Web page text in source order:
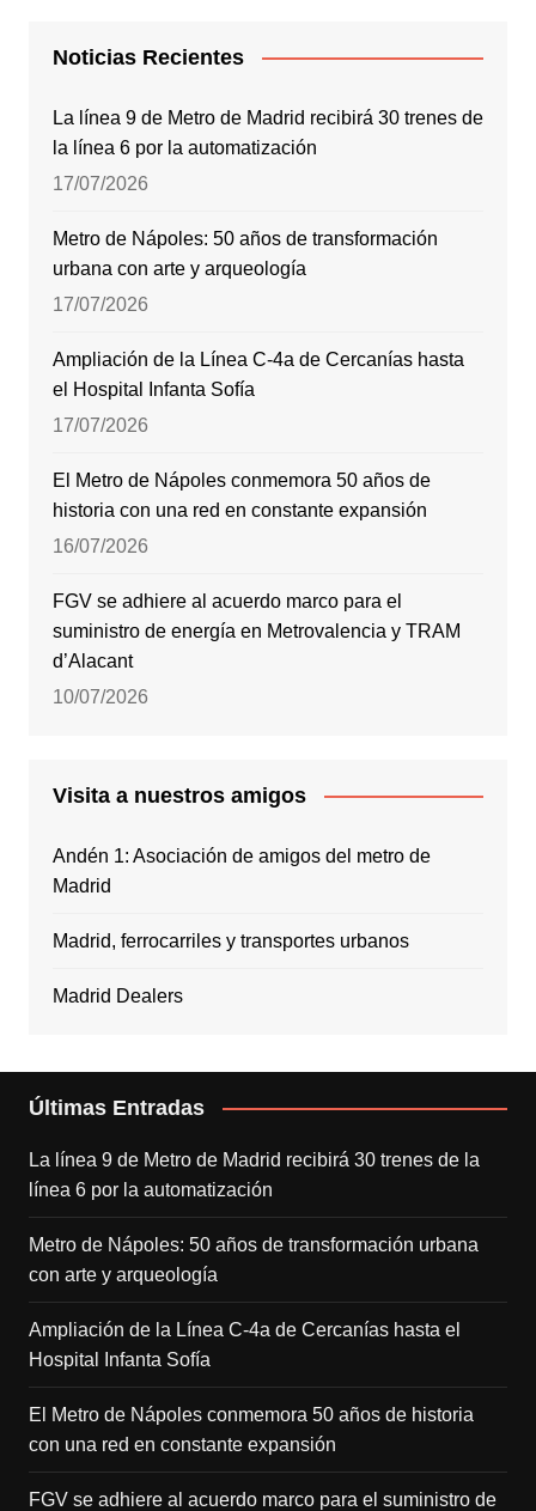
Noticias Recientes
La línea 9 de Metro de Madrid recibirá 30 trenes de
la línea 6 por la automatización
17/07/2026
Metro de Nápoles: 50 años de transformación
urbana con arte y arqueología
17/07/2026
Ampliación de la Línea C-4a de Cercanías hasta
el Hospital Infanta Sofía
17/07/2026
El Metro de Nápoles conmemora 50 años de
historia con una red en constante expansión
16/07/2026
FGV se adhiere al acuerdo marco para el
suministro de energía en Metrovalencia y TRAM
d’Alacant
10/07/2026
Visita a nuestros amigos
Andén 1: Asociación de amigos del metro de
Madrid
Madrid, ferrocarriles y transportes urbanos
Madrid Dealers
Últimas Entradas
La línea 9 de Metro de Madrid recibirá 30 trenes de la
línea 6 por la automatización
Metro de Nápoles: 50 años de transformación urbana
con arte y arqueología
Ampliación de la Línea C-4a de Cercanías hasta el
Hospital Infanta Sofía
El Metro de Nápoles conmemora 50 años de historia
con una red en constante expansión
FGV se adhiere al acuerdo marco para el suministro de